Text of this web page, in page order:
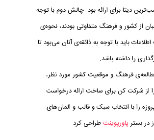
دیتا برای ارائه بود. چالش دوم با توجه
از کشور و فرهنگ متفاوتی بودند، نحوه‌ی
باید با توجه به ذائقه‌ی آنان می‌بود تا
را داشته باشد.
مطالعه‌ی فرهنگ و موقعیت کشور مورد نظر،
را از شرکت کن برای ساخت ارائه درخواست
را با انتخاب سبک و قالب و المان‌های
در بسترپاورپوینتطراحی کرد.